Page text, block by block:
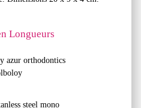
Longueurs